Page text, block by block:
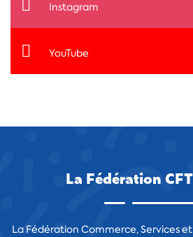
Instagram
YouTube
La Fédération
La Fédération Commerce, Services